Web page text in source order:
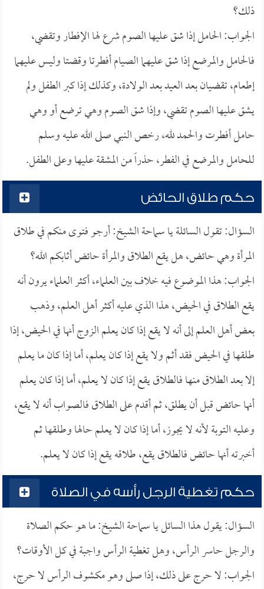
ذلك؟
الجواب: الحامل إذا شق عليها الصوم شرع لها الإفطار وتقضي،
فالحامل والمرضع إذا شق عليهما الصيام أفطرتا وقضتا وليس عليهما
إطعام، تقضيان بعد العيد بعد الولادة، وكذلك إذا كبر الطفل ولم
يشق عليها الصوم تقضي، وإذا شق الصوم وهي ترضع أو وهي
حامل أفطرت والحمد لله، رخص النبي صلى الله عليه وسلم
للحامل والمرضع في الفطر، حذراً من المشقة عليها وعلى الطفل.
حكم طلاق الحائض
السؤال: تقول السائلة يا سماحة الشيخ: أرجو فتوى منكم في طلاق
المرأة وهي حائض، هل يقع الطلاق والمرأة حائض أثابكم الله؟
الجواب: هذا الموضوع فيه خلاف بين العلماء، أكثر العلماء يرون أنه
يقع الطلاق في الحيض، هذا الذي عليه أكثر أهل العلم، وذهب
بعض أهل العلم إلى أنه لا يقع إذا كان يعلم الزوج أنها في الحيض، إذا
طلقها في الحيض فقد أثم ولا يقع إذا كان يعلم، أما إذا كان ما يعلم
إلا بعد الطلاق منها فالطلاق يقع إذا كان لا يعلم، أما إذا كان يعلم
أنها حائض قبل أن يطلق، ثم أقدم على الطلاق فالصواب أنه لا يقع،
وعليه التوبة لأنه لا يجوز، أما إذا كان لا يعلم حالها وطلقها ثم
أخبرته أنها حائض فالطلاق يقع، طلاقه يقع إذا كان لا يعلم.
حكم تغطية الرجل رأسه في الصلاة
السؤال: يقول هذا السائل يا سماحة الشيخ: ما هو حكم الصلاة
والرجل حاسر الرأس، وهل تغطية الرأس واجبة في كل الأوقات؟
الجواب: لا حرج على ذلك، إذا صلى وهو مكشوف الرأس لا حرج،